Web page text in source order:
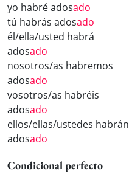
yo habré adosado
tú habrás adosado
él/ella/usted habrá
adosado
nosotros/as habremos
adosado
vosotros/as habréis
adosado
ellos/ellas/ustedes habrán
adosado
Condicional perfecto